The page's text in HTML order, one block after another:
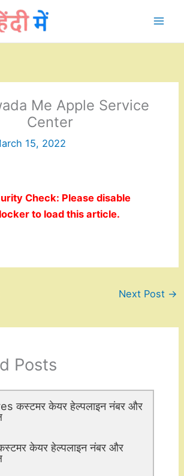
Me Apple Service
Center
15, 2022
Check: Please disable
to load this article.
Next Post →
Posts
कस्टमर केयर हेल्पलाइन नंबर और
केयर हेल्पलाइन नंबर और